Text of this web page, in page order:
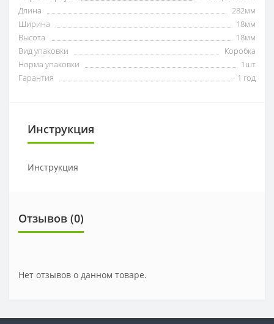
Длина
282мм
Ширина
18мм
Высота
18мм
Вид упаковки
Коробка
Норма упаковки
1шт
Гарантия
1 год
Инструкция
Инструкция
Отзывов (0)
Нет отзывов о данном товаре.